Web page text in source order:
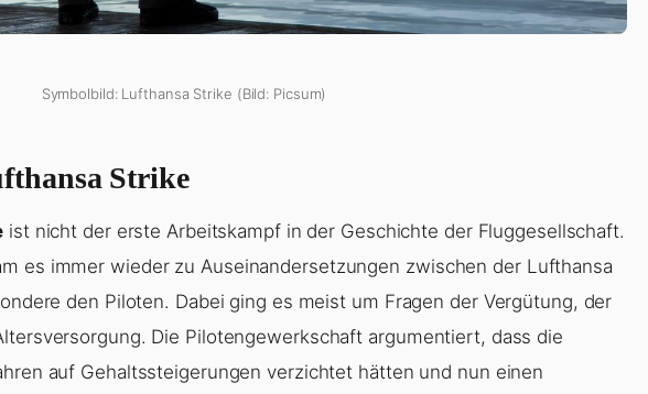
Symbolbild: Lufthansa Strike (Bild: Picsum)
Strike
ist nicht der erste Arbeitskampf in der Geschichte der Fluggesellschaft.
es immer wieder zu Auseinandersetzungen zwischen der Lufthansa
den Piloten. Dabei ging es meist um Fragen der Vergütung, der
Die Pilotengewerkschaft argumentiert, dass die
auf Gehaltssteigerungen verzichtet hätten und nun einen